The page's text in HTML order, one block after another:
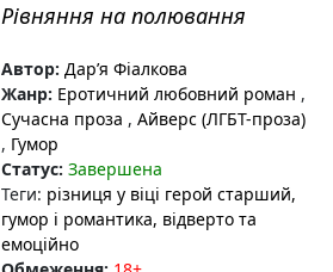
Рівняння на полювання
Автор: Дарʼя Фіалкова
Жанр: Еротичний любовний роман ,
Сучасна проза , Айверс (ЛГБТ-проза)
, Гумор
Статус: Завершена
Теги: різниця у віці герой старший,
гумор і романтика, відверто та
емоційно